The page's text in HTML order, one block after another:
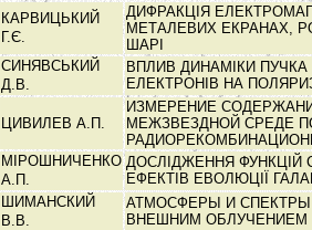
КАРВИЦЬКИЙ
Г.Є.
ДИФРАКЦІЯ
МЕТАЛЕВИХ ЕКРАНАХ,
ШАРІ
СИНЯВСЬКИЙ
Д.В.
ВПЛИВ ДИНАМІКИ
ЕЛЕКТРОНІВ НА
ЦИВИЛЕВ А.П.
ИЗМЕРЕНИЕ
МЕЖЗВЕЗДНОЙ СРЕДЕ
МІРОШНИЧЕНКО
А.П.
ДОСЛІДЖЕННЯ ФУНКЦІЙ
ЕФЕКТІВ ЕВОЛЮЦІЇ
ШИМАНСКИЙ
В.В.
АТМОСФЕРЫ И СПЕКТРЫ
ВНЕШНИМ ОБЛУЧЕНИЕМ